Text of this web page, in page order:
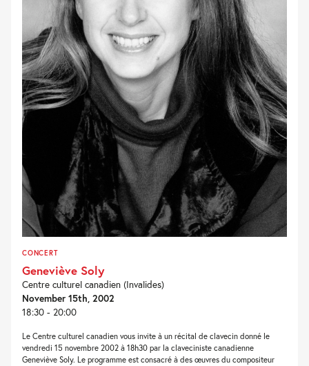
CONCERT
Geneviève Soly
Centre culturel canadien (Invalides)
November 15th, 2002
18:30 - 20:00
Le Centre culturel canadien vous invite à un récital de clavecin donné le
vendredi 15 novembre 2002 à 18h30 par la claveciniste canadienne
Geneviève Soly. Le programme est consacré à des œuvres du compositeur